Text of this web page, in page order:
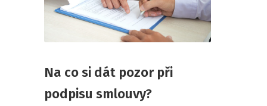
Na co si dát pozor při
podpisu smlouvy?